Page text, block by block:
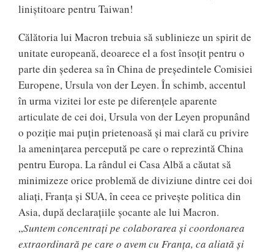
liniștitoare pentru Taiwan!
Călătoria lui Macron trebuia să sublinieze un spirit de
unitate europeană, deoarece el a fost însoțit pentru o
parte din șederea sa în China de președintele Comisiei
Europene, Ursula von der Leyen. În schimb, accentul
în urma vizitei lor este pe diferențele aparente
articulate de cei doi, Ursula von der Leyen propunând
o poziție mai puțin prietenoasă și mai clară cu privire
la amenințarea percepută pe care o reprezintă China
pentru Europa. La rândul ei Casa Albă a căutat să
minimizeze orice problemă de diviziune dintre cei doi
aliați, Franța și SUA, în ceea ce privește politica din
Asia, după declarațiile șocante ale lui Macron.
„Suntem concentrați pe colaborarea și coordonarea
extraordinară pe care o avem cu Franța, ca aliată și